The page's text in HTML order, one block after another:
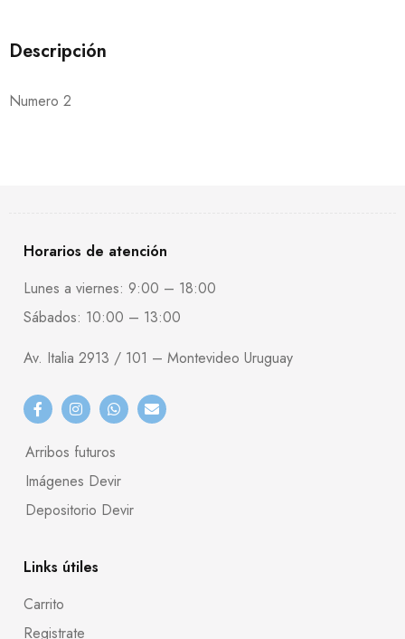
Descripción
Numero 2
Horarios de atención
Lunes a viernes: 9:00 – 18:00
Sábados: 10:00 – 13:00
Av. Italia 2913 / 101 – Montevideo Uruguay
Arribos futuros
Imágenes Devir
Depositorio Devir
Links útiles
Carrito
Registrate